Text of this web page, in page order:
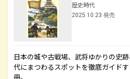
歴史時代
2025.10.23 発売
日本の城や古戦場、武将ゆかりの史
代にまつわるスポットを徹底ガイド
冊。